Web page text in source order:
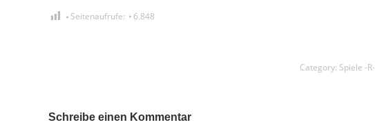
Seitenaufrufe: 6.848
Category: Spiele -R-
Schreibe einen Kommentar